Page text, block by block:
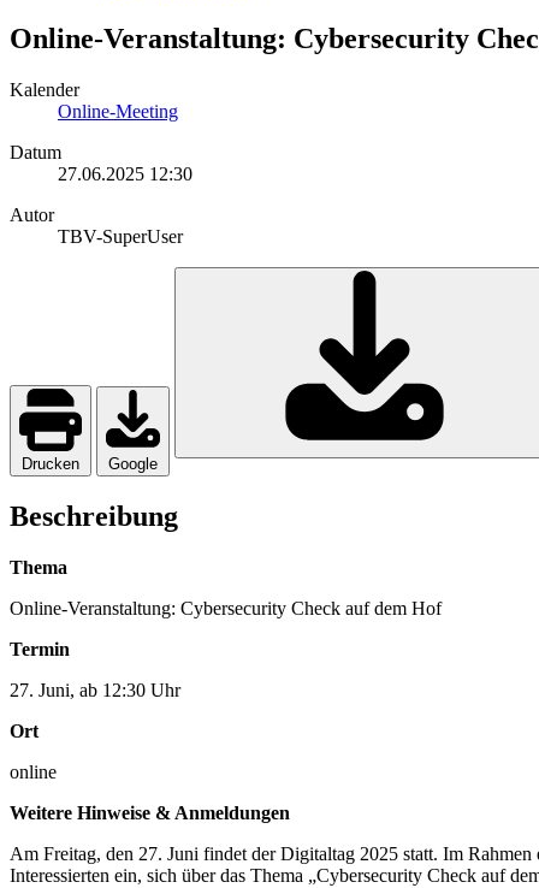
Online-Veranstaltung: Cybersecurity
Kalender
Online-Meeting
Datum
27.06.2025 12:30
Autor
TBV-SuperUser
Drucken Google
Beschreibung
Thema
Online-Veranstaltung: Cybersecurity Check auf dem Hof
Termin
27. Juni, ab 12:30 Uhr
Ort
online
Weitere Hinweise & Anmeldungen
Am Freitag, den 27. Juni findet der Digitaltag 2025 statt. Im
Interessierten ein, sich über das Thema „Cybersecurity Check auf